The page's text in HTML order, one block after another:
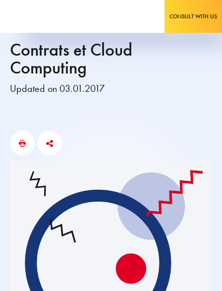
CONSULT WITH US
Contrats et Cloud
Computing
Updated on 03.01.2017